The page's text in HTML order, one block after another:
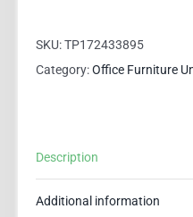
Lemari
Arsip
Pintu
SKU:TP172433895
Category:Office Furniture
Description
Additional information